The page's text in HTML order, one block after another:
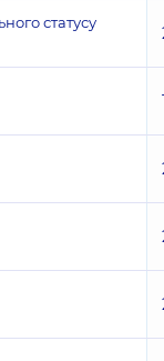
статусу